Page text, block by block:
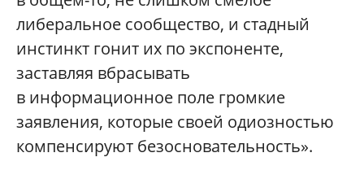
либеральное сообщество, и стадный
инстинкт гонит их по экспоненте,
заставляя вбрасывать
в информационное поле громкие
заявления, которые своей одиозностью
компенсируют безосновательность».